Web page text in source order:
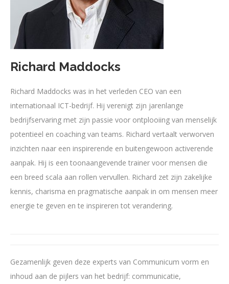
Richard Maddocks
Richard Maddocks was in het verleden CEO van een
internationaal ICT-bedrijf. Hij verenigt zijn jarenlange
bedrijfservaring met zijn passie voor ontplooiing van menselijk
potentieel en coaching van teams. Richard vertaalt verworven
inzichten naar een inspirerende en buitengewoon activerende
aanpak. Hij is een toonaangevende trainer voor mensen die
een breed scala aan rollen vervullen. Richard zet zijn zakelijke
kennis, charisma en pragmatische aanpak in om mensen meer
energie te geven en te inspireren tot verandering.
Gezamenlijk geven deze experts van Communicum vorm en
inhoud aan de pijlers van het bedrijf: communicatie,